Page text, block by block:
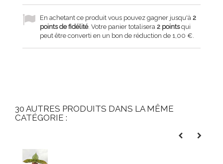
En achetant ce produit vous pouvez gagner jusqu'à 2
points de fidélité. Votre panier totalisera 2 pointsqui
peut être converti en un bon de réduction de 1,00 €
30 AUTRES PRODUITS DANS LA MÊME
CATÉGORIE :